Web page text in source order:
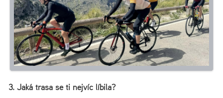
3. Jaká trasa se ti nejvíc líbila?